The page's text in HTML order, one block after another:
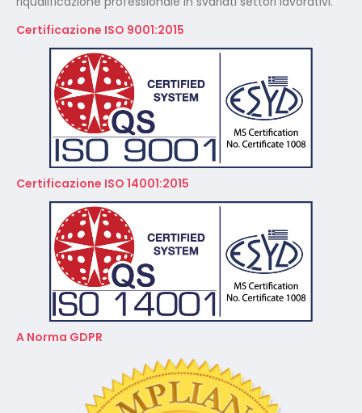
Certificazione ISO 9001:2015
Certificazione ISO 14001:2015
A Norma GDPR